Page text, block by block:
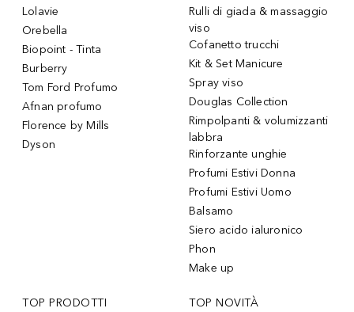
Lolavie
Orebella
Biopoint - Tinta
Burberry
Tom Ford Profumo
Afnan profumo
Florence by Mills
Dyson
Rulli di giada & massaggio
viso
Cofanetto trucchi
Kit & Set Manicure
Spray viso
Douglas Collection
Rimpolpanti & volumizzanti
labbra
Rinforzante unghie
Profumi Estivi Donna
Profumi Estivi Uomo
Balsamo
Siero acido ialuronico
Phon
Make up
TOP PRODOTTI TOP NOVITÀ